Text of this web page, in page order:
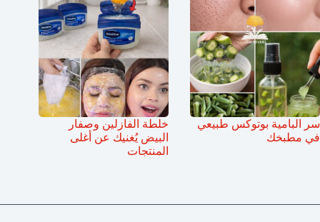
سر البامية بوتوكس طبيعي
في مطبخك
خلطة الفازلين وصفار
البيض يُغنيك عن أغلى
المنتجات